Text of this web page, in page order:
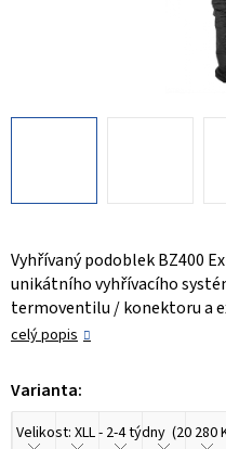
Vyhřívaný podoblek BZ400
unikátního vyhřívacího
termoventilu / konektoru a
celý popis
Varianta: